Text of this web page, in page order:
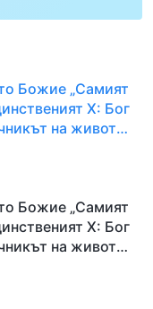
Божие „Самият
X: Бог
на живот
Божие „Самият
X: Бог
на живот